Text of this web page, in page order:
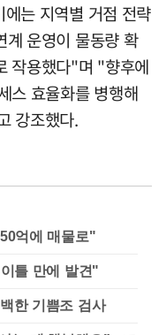
는 지역별 거점 전략
계 운영이 물동량 확
작용했다"며 "향후에
스 효율화를 병행해
강조했다.
억에 매물로"
틀 만에 발견"
한 기쁨조 검사